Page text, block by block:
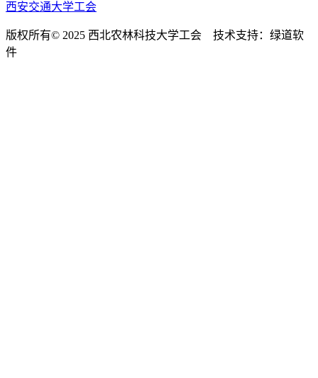
西安交通大学工会
版权所有© 2025 西北农林科技大学工会 技术支持：绿道软
件